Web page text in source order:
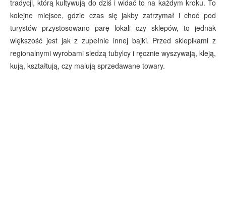
tradycji, którą kultywują do dziś i widać to na każdym kroku. To
kolejne miejsce, gdzie czas się jakby zatrzymał i choć pod
turystów przystosowano parę lokali czy sklepów, to jednak
większość jest jak z zupełnie innej bajki. Przed sklepikami z
regionalnymi wyrobami siedzą tubylcy i ręcznie wyszywają, kleją,
kują, kształtują, czy malują sprzedawane towary.